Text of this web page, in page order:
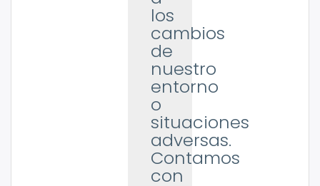
los
cambios
de
nuestro
entorno
o
situaciones
adversas.
Contamos
con